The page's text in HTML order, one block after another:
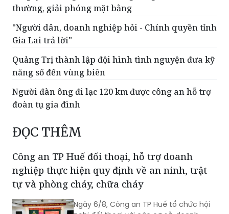
thường, giải phóng mặt bằng
"Người dân, doanh nghiệp hỏi - Chính quyền tỉnh
Gia Lai trả lời"
Quảng Trị thành lập đội hình tình nguyện đưa kỹ
năng số đến vùng biên
Người đàn ông đi lạc 120 km được công an hỗ trợ
đoàn tụ gia đình
ĐỌC THÊM
Công an TP Huế đối thoại, hỗ trợ doanh
nghiệp thực hiện quy định về an ninh, trật
tự và phòng cháy, chữa cháy
Ngày 6/8, Công an TP Huế tổ chức hội